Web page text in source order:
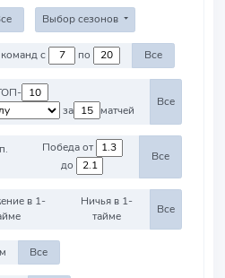
Выбор сезонов
Против команд с по Все
за
матчей
Все
Победа от
до
Все
в 1-
Ничья в 1-
тайме
Все
Все